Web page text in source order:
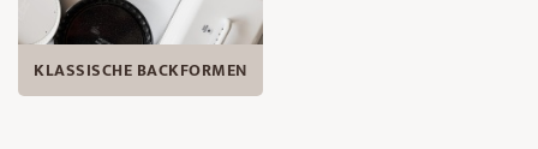
KLASSISCHE BACKFORMEN